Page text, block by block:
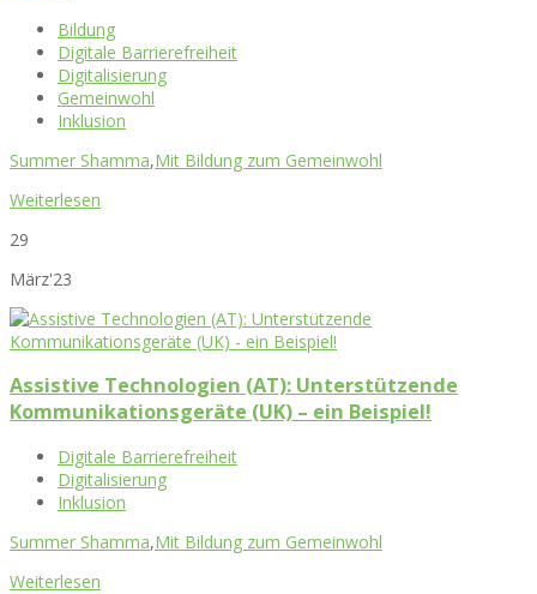
Bildung
Digitale Barrierefreiheit
Digitalisierung
Gemeinwohl
Inklusion
Summer Shamma,Mit Bildung zum Gemeinwohl
Weiterlesen
29
März'23
Assistive Technologien (AT): Unterstützende
Kommunikationsgeräte (UK) – ein Beispiel!
Digitale Barrierefreiheit
Digitalisierung
Inklusion
Summer Shamma,Mit Bildung zum Gemeinwohl
Weiterlesen